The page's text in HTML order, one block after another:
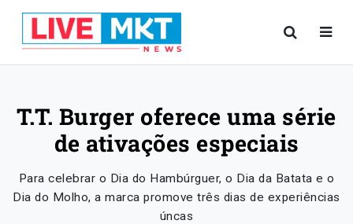
T.T. Burger oferece uma série
de ativações especiais
Para celebrar o Dia do Hambúrguer, o Dia da Batata e o
Dia do Molho, a marca promove três dias de experiências
úncas